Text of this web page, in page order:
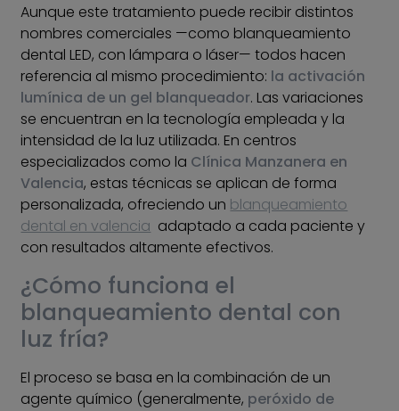
Aunque este tratamiento puede recibir distintos
nombres comerciales —como blanqueamiento
dental LED, con lámpara o láser— todos hacen
referencia al mismo procedimiento: la activación
lumínica de un gel blanqueador. Las variaciones
se encuentran en la tecnología empleada y la
intensidad de la luz utilizada. En centros
especializados como la Clínica Manzanera en
Valencia, estas técnicas se aplican de forma
personalizada, ofreciendo un blanqueamiento
dental en valencia adaptado a cada paciente y
con resultados altamente efectivos.
¿Cómo funciona el
blanqueamiento dental con
luz fría?
El proceso se basa en la combinación de un
agente químico (generalmente, peróxido de